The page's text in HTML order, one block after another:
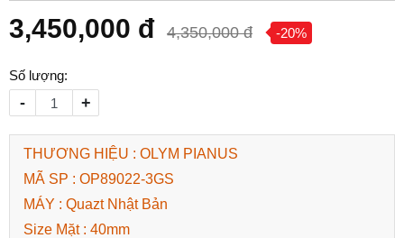
3,450,000 đ 4,350,000 đ -20%
Số lượng:
- +
THƯƠNG HIỆU : OLYM PIANUS
MÃ SP : OP89022-3GS
MÁY : Quazt Nhật Bản
Size Mặt : 40mm